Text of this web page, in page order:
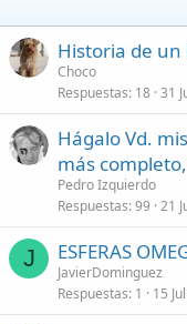
Historia de
Choco
Respuestas 18 31
Hágalo Vd.
más
Pedro Izquierdo
Respuestas 99 21
J ESFERAS
JavierDominguez
Respuestas 1 15